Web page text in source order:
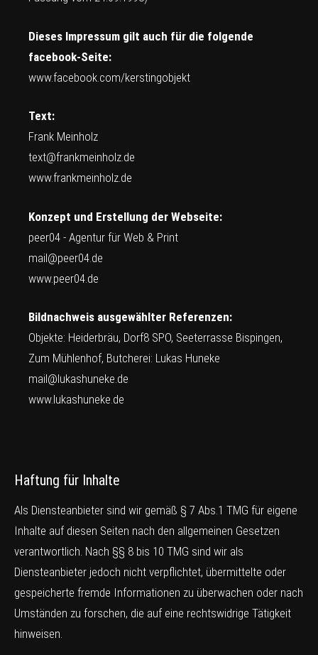
Dieses Impressum gilt auch für die folgende
facebook-Seite:
www.facebook.com/kerstingobjekt
Text:
Frank Meinholz
text@frankmeinholz.de
www.frankmeinholz.de
Konzept und Erstellung der Webseite:
peer04 - Agentur für Web & Print
mail@peer04.de
www.peer04.de
Bildnachweis ausgewählter Referenzen:
Objekte: Heiderbräu, Dorf8 SPO, Seeterrasse Bispingen,
Zum Mühlenhof, Butcherei: Lukas Huneke
mail@lukashuneke.de
www.lukashuneke.de
Haftung für Inhalte
Als Diensteanbieter sind wir gemäß § 7 Abs.1 TMG für eigene
Inhalte auf diesen Seiten nach den allgemeinen Gesetzen
verantwortlich. Nach §§ 8 bis 10 TMG sind wir als
Diensteanbieter jedoch nicht verpflichtet, übermittelte oder
gespeicherte fremde Informationen zu überwachen oder nach
Umständen zu forschen, die auf eine rechtswidrige Tätigkeit
hinweisen.